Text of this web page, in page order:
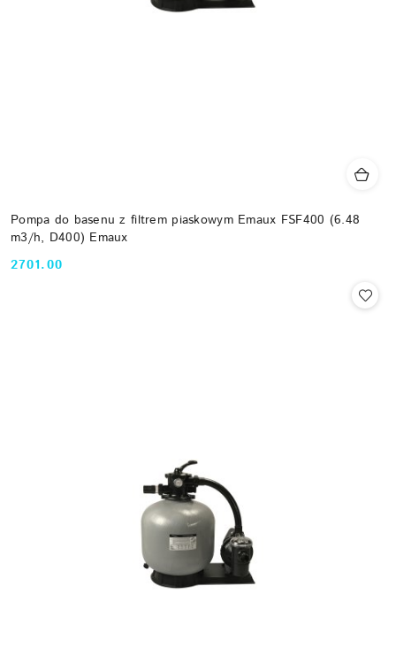
Pompa do basenu z filtrem piaskowym Emaux FSF400 (6.48
m3/h, D400) Emaux
Cena:
2701.00